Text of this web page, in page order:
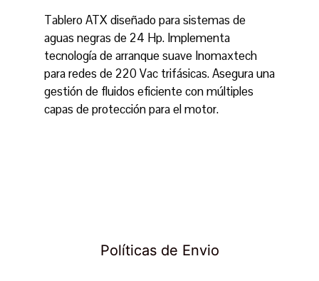
Políticas de Envio
Tablero ATX diseñado para sistemas de
aguas negras de 24 Hp. Implementa
tecnología de arranque suave Inomaxtech
para redes de 220 Vac trifásicas. Asegura una
gestión de fluidos eficiente con múltiples
capas de protección para el motor.